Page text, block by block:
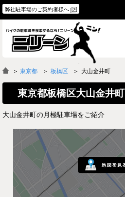
弊社駐車場のご契約者様へ
物件一覧
よくあるご質問
＞ 東京都 板橋区 大山金井町
東京都板橋区大山金井町
大山金井町の月極駐車場をご紹介